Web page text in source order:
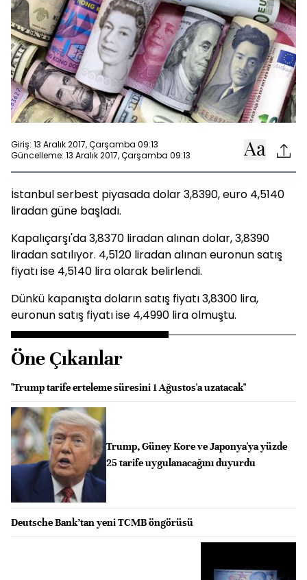
Giriş: 13 Aralık 2017, Çarşamba 09:13
Güncelleme: 13 Aralık 2017, Çarşamba 09:13
İstanbul serbest piyasada dolar 3,8390, euro 4,5140
liradan güne başladı.
Kapalıçarşı'da 3,8370 liradan alınan dolar, 3,8390
liradan satılıyor. 4,5120 liradan alınan euronun satış
fiyatı ise 4,5140 lira olarak belirlendi.
Dünkü kapanışta doların satış fiyatı 3,8300 lira,
euronun satış fiyatı ise 4,4990 lira olmuştu.
Öne Çıkanlar
"Trump tarife erteleme süresini 1 Ağustos'a uzatacak"
Trump, Güney Kore ve Japonya'ya yüzde
25 tarife uygulanacağını duyurdu
Deutsche Bank’tan yeni TCMB öngörüsü